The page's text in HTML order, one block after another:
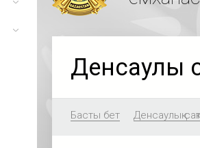
Денсаулық
Басты бет Денсаулық